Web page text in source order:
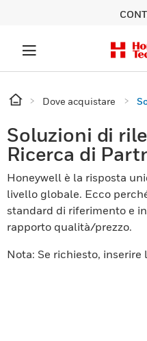
Dove acquistare
Soluzioni di
Ricerca di
Honeywell è la risposta
livello globale. Ecco
standard di riferimento e
rapporto qualità/prezzo.
Nota: Se richiesto,